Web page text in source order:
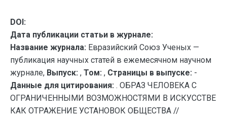
DOI:
Дата публикации статьи в журнале:
Название журнала: Евразийский Союз Ученых —
публикация научных статей в ежемесячном научном
журнале, Выпуск: , Том: , Страницы в выпуске: -
Данные для цитирования: . ОБРАЗ ЧЕЛОВЕКА С
ОГРАНИЧЕННЫМИ ВОЗМОЖНОСТЯМИ В ИСКУССТВЕ
КАК ОТРАЖЕНИЕ УСТАНОВОК ОБЩЕСТВА //